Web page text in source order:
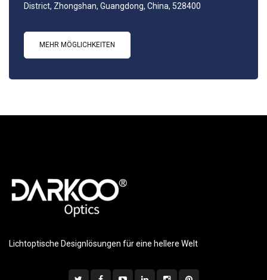
District, Zhongshan, Guangdong, China, 528400
MEHR MÖGLICHKEITEN
Lichtoptische Designlösungen für eine hellere Welt